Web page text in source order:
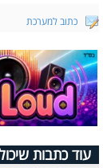
כתוב למערכת
עוד כתבות